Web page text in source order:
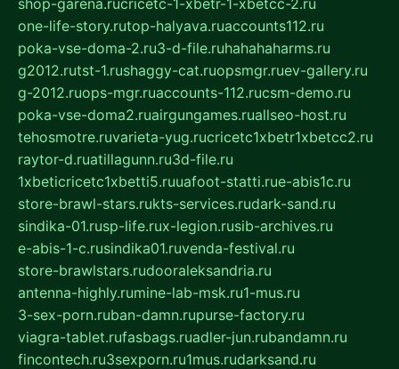
one-life-story.rutop-halyava.ruaccounts112.ru
poka-vse-doma-2.ru3-d-file.ruhahahaharms.ru
g2012.rutst-1.rushaggy-cat.ruopsmgr.ruev-gallery.ru
g-2012.ruops-mgr.ruaccounts-112.rucsm-demo.ru
poka-vse-doma2.ruairgungames.ruallseo-host.ru
tehosmotre.ruvarieta-yug.rucricetc1xbetr1xbetcc2.ru
raytor-d.ruatillagunn.ru3d-file.ru
1xbeticricetc1xbetti5.ruuafoot-statti.rue-abis1c.ru
store-brawl-stars.rukts-services.rudark-sand.ru
sindika-01.rusp-life.rux-legion.rusib-archives.ru
e-abis-1-c.rusindika01.ruvenda-festival.ru
store-brawlstars.rudooraleksandria.ru
antenna-highly.rumine-lab-msk.ru1-mus.ru
3-sex-porn.ruban-damn.rupurse-factory.ru
viagra-tablet.rufasbags.ruadler-jun.rubandamn.ru
fincontech.ru3sexporn.ru1mus.rudarksand.ru